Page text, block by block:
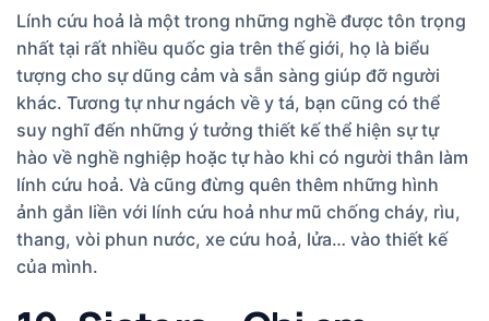
Lính cứu hoả là một trong những nghề được tôn trọng
nhất tại rất nhiều quốc gia trên thế giới, họ là biểu
tượng cho sự dũng cảm và sẵn sàng giúp đỡ người
khác. Tương tự như ngách về y tá, bạn cũng có thể
suy nghĩ đến những ý tưởng thiết kế thể hiện sự tự
hào về nghề nghiệp hoặc tự hào khi có người thân làm
lính cứu hoả. Và cũng đừng quên thêm những hình
ảnh gắn liền với lính cứu hoả như mũ chống cháy, rìu,
thang, vòi phun nước, xe cứu hoả, lửa… vào thiết kế
của mình.